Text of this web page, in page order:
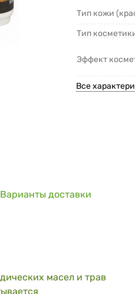
Тип кожи
Тип
Эффект
Все
Варианты доставки
масел и трав